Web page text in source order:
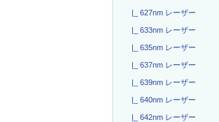
|_ 627nm レーザー
|_ 633nm レーザー
|_ 635nm レーザー
|_ 637nm レーザー
|_ 639nm レーザー
|_ 640nm レーザー
|_ 642nm レーザー